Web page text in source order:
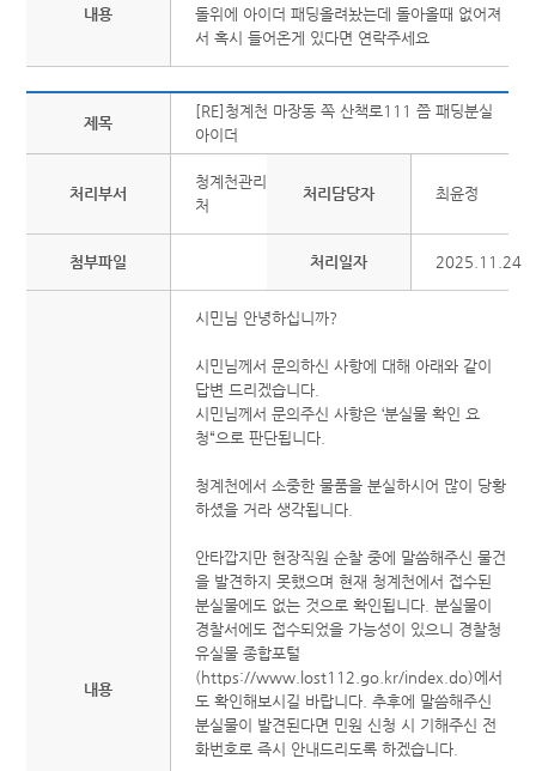
내용
돌위에 아이더 패딩올려놨는데 돌아올때 없어져
서 혹시 들어온게 있다면 연락주세요
제목
[RE]청계천 마장동 쪽 산책로111 쯤 패딩분실
아이더
처리부서
청계천관리
처
처리담당자 최윤정
첨부파일 처리일자 2025.11.24
내용
시민님 안녕하십니까?
시민님께서 문의하신 사항에 대해 아래와 같이
답변 드리겠습니다.
시민님께서 문의주신 사항은 ‘분실물 확인 요
청“으로 판단됩니다.
청계천에서 소중한 물품을 분실하시어 많이 당황
하셨을 거라 생각됩니다.
안타깝지만 현장직원 순찰 중에 말씀해주신 물건
을 발견하지 못했으며 현재 청계천에서 접수된
분실물에도 없는 것으로 확인됩니다. 분실물이
경찰서에도 접수되었을 가능성이 있으니 경찰청
유실물 종합포털
(https://www.lost112.go.kr/index.do)에서
도 확인해보시길 바랍니다. 추후에 말씀해주신
분실물이 발견된다면 민원 신청 시 기해주신 전
화번호로 즉시 안내드리도록 하겠습니다.